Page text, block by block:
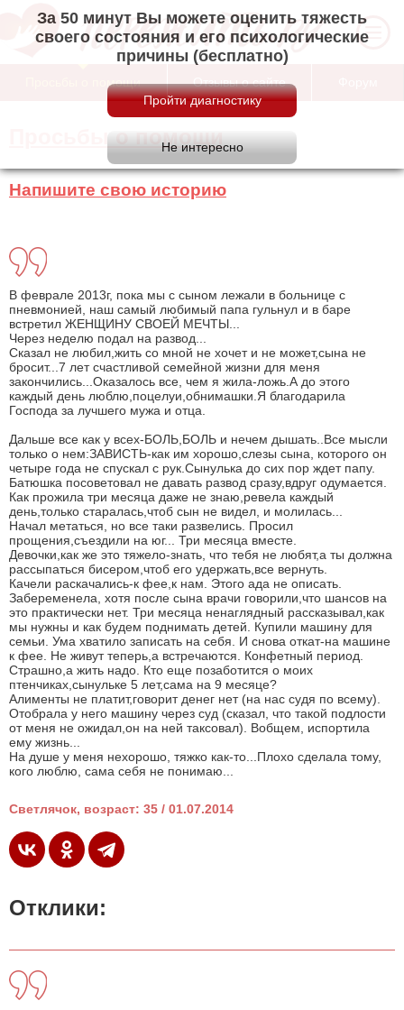
За 50 минут Вы можете оценить тяжесть
своего состояния и его психологические
причины (бесплатно)
Просьбы о помощи Отзывы о сайте
Просьбы о помощи
Напишите свою историю
В феврале 2013г, пока мы с сыном лежали в больнице с
пневмонией, наш самый любимый папа гульнул и в баре
встретил ЖЕНЩИНУ СВОЕЙ МЕЧТЫ...
Через неделю подал на развод...
Сказал не любил,жить со мной не хочет и не может,сына не
бросит...7 лет счастливой семейной жизни для меня
закончились...Оказалось все, чем я жила-ложь.А до этого
каждый день люблю,поцелуи,обнимашки.Я благодарила
Господа за лучшего мужа и отца.
Дальше все как у всех-БОЛЬ,БОЛЬ и нечем дышать..Все мысли
только о нем:ЗАВИСТЬ-как им хорошо,слезы сына, которого он
четыре года не спускал с рук.Сынулька до сих пор ждет папу.
Батюшка посоветовал не давать развод сразу,вдруг одумается.
Как прожила три месяца даже не знаю,ревела каждый
день,только старалась,чтоб сын не видел, и молилась...
Начал метаться, но все таки развелись. Просил
прощения,съездили на юг... Три месяца вместе.
Девочки,как же это тяжело-знать, что тебя не любят,а ты должна
рассыпаться бисером,чтоб его удержать,все вернуть.
Качели раскачались-к фее,к нам. Этого ада не описать.
Забеременела, хотя после сына врачи говорили,что шансов на
это практически нет. Три месяца ненаглядный рассказывал,как
мы нужны и как будем поднимать детей. Купили машину для
семьи. Ума хватило записать на себя. И снова откат-на машине
к фее. Не живут теперь,а встречаются. Конфетный период.
Страшно,а жить надо. Кто еще позаботится о моих
птенчиках,сынульке 5 лет,сама на 9 месяце?
Алименты не платит,говорит денег нет (на нас судя по всему).
Отобрала у него машину через суд (сказал, что такой подлости
от меня не ожидал,он на ней таксовал). Вобщем, испортила
ему жизнь...
На душе у меня нехорошо, тяжко как-то...Плохо сделала тому,
кого люблю, сама себя не понимаю...
Светлячок, возраст: 35 / 01.07.2014
Отклики: